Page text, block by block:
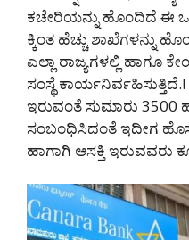
ಕಚೇರಿಯನ್ನು ಹೊಂದಿದೆ ಈ
ಕ್ಕಿಂತ ಹೆಚ್ಚು ಶಾಖೆಗಳನ್ನು
ಎಲ್ಲಾ ರಾಜ್ಯಗಳಲ್ಲಿ ಹಾಗೂ
ಸಂಸ್ಥೆ
ಇರುವಂತೆ ಸುಮಾರು 3500
ಸಂಬಂಧಿಸಿದಂತೆ ಇದೀಗ
ಹಾಗಾಗಿ ಆಸಕ್ತಿ ಇರುವವರು